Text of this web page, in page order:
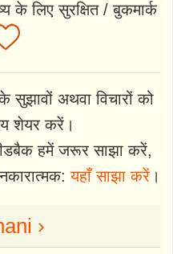
के लिए सुरक्षित / बुकमार्क
अथवा विचारों को
शेयर करें।
हमें जरूर साझा करें,
यहाँ साझा करें।
›